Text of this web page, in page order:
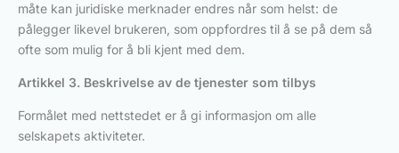
måte kan juridiske merknader endres når som helst: de
pålegger likevel brukeren, som oppfordres til å se på dem så
ofte som mulig for å bli kjent med dem.
Artikkel 3. Beskrivelse av de tjenester som tilbys
Formålet med nettstedet er å gi informasjon om alle
selskapets aktiviteter.